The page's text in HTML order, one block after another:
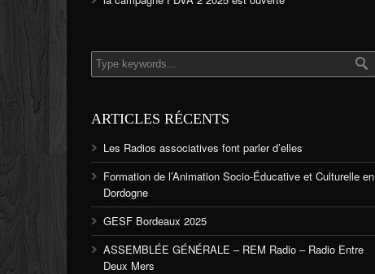
ARTICLES RÉCENTS
Les Radios associatives font parler d’elles
Formation de l’Animation Socio-Éducative et Culturelle en
Dordogne
GESF Bordeaux 2025
ASSEMBLÉE GÉNÉRALE – REM Radio – Radio Entre
Deux Mers